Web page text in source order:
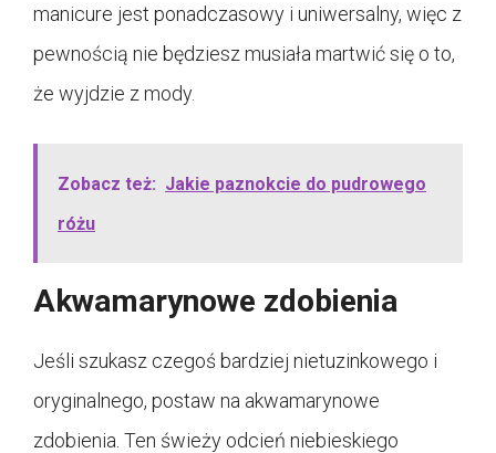
manicure jest ponadczasowy i uniwersalny, więc z
pewnością nie będziesz musiała martwić się o to,
że wyjdzie z mody.
Zobacz też: Jakie paznokcie do pudrowego
różu
Akwamarynowe zdobienia
Jeśli szukasz czegoś bardziej nietuzinkowego i
oryginalnego, postaw na akwamarynowe
zdobienia. Ten świeży odcień niebieskiego